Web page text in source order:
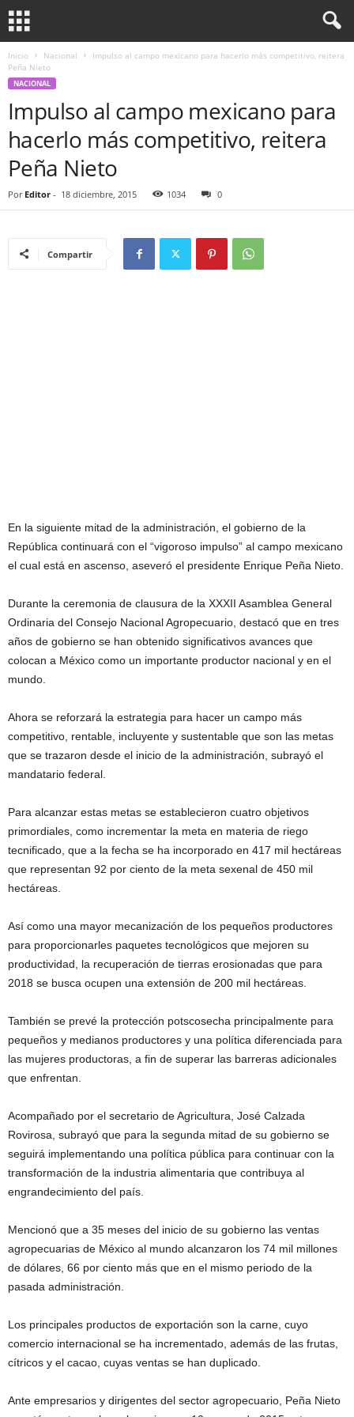
Inicio Nacional
Impulso al campo mexicano para hacerlo más competitivo, reitera
Peña Nieto
NACIONAL
Impulso al campo mexicano para
hacerlo más competitivo, reitera
Peña Nieto
Por Editor - 18 diciembre, 2015 1034 0
Compartir
En la siguiente mitad de la administración, el gobierno de la
República continuará con el “vigoroso impulso” al campo mexicano
el cual está en ascenso, aseveró el presidente Enrique Peña Nieto.
Durante la ceremonia de clausura de la XXXII Asamblea General
Ordinaria del Consejo Nacional Agropecuario, destacó que en tres
años de gobierno se han obtenido significativos avances que
colocan a México como un importante productor nacional y en el
mundo.
Ahora se reforzará la estrategia para hacer un campo más
competitivo, rentable, incluyente y sustentable que son las metas
que se trazaron desde el inicio de la administración, subrayó el
mandatario federal.
Para alcanzar estas metas se establecieron cuatro objetivos
primordiales, como incrementar la meta en materia de riego
tecnificado, que a la fecha se ha incorporado en 417 mil hectáreas
que representan 92 por ciento de la meta sexenal de 450 mil
hectáreas.
Así como una mayor mecanización de los pequeños productores
para proporcionarles paquetes tecnológicos que mejoren su
productividad, la recuperación de tierras erosionadas que para
2018 se busca ocupen una extensión de 200 mil hectáreas.
También se prevé la protección potscosecha principalmente para
pequeños y medianos productores y una política diferenciada para
las mujeres productoras, a fin de superar las barreras adicionales
que enfrentan.
Acompañado por el secretario de Agricultura, José Calzada
Rovirosa, subrayó que para la segunda mitad de su gobierno se
seguirá implementando una política pública para continuar con la
transformación de la industria alimentaria que contribuya al
engrandecimiento del país.
Mencionó que a 35 meses del inicio de su gobierno las ventas
agropecuarias de México al mundo alcanzaron los 74 mil millones
de dólares, 66 por ciento más que en el mismo periodo de la
pasada administración.
Los principales productos de exportación son la carne, cuyo
comercio internacional se ha incrementado, además de las frutas,
cítricos y el cacao, cuyas ventas se han duplicado.
Ante empresarios y dirigentes del sector agropecuario, Peña Nieto